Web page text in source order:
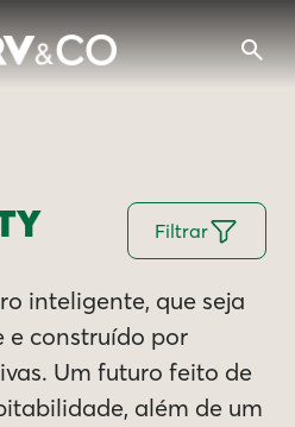
Filtrar
inteligente, que seja
e construído por
Um futuro feito de
além de um